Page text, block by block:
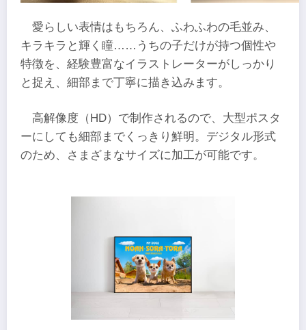
愛らしい表情はもちろん、ふわふわの毛並み、
キラキラと輝く瞳……うちの子だけが持つ個性や
特徴を、経験豊富なイラストレーターがしっかり
と捉え、細部まで丁寧に描き込みます。
高解像度（HD）で制作されるので、大型ポスタ
ーにしても細部までくっきり鮮明。デジタル形式
のため、さまざまなサイズに加工が可能です。